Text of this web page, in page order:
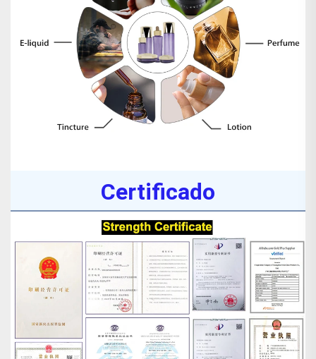
Certificado